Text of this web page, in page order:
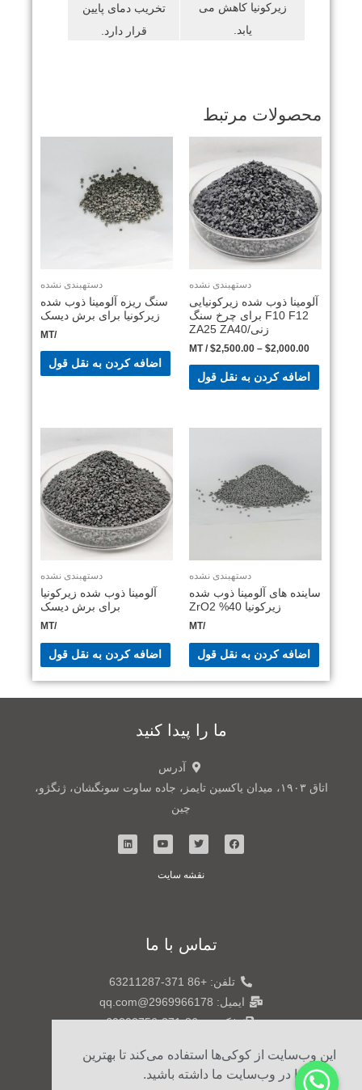
این وب‌سایت از کوکی‌ها استفاده می‌کند تا بهترین
تجربه را در وب‌سایت ما داشته باشید.
زیرکونیا کاهش می
یابد.
تخریب دمای پایین
قرار دارد.
محصولات مرتبط
دستهبندی نشده
آلومینا ذوب شده زیرکونیایی
F10 F12 برای چرخ سنگ
زنی/ZA25 ZA40
$2,000.00
–
$2,500.00
/ MT
اضافه کردن به نقل قول
دستهبندی نشده
سنگ ریزه آلومینا ذوب شده
زیرکونیا برای برش دیسک
/MT
اضافه کردن به نقل قول
دستهبندی نشده
ساینده های آلومینا ذوب شده
زیرکونیا 40% ZrO2
/MT
اضافه کردن به نقل قول
دستهبندی نشده
آلومینا ذوب شده زیرکونیا
برای برش دیسک
/MT
اضافه کردن به نقل قول
تماس با ما
تلفن: +86 371-63211287
ایمیل: 2969966178@qq.com
فکس: +86-371-60303756
ما را پیدا کنید
آدرس
اتاق ۱۹۰۳، میدان یاکسین تایمز، جاده ساوت سونگشان، ژنگژو،
چین
نقشه سایت